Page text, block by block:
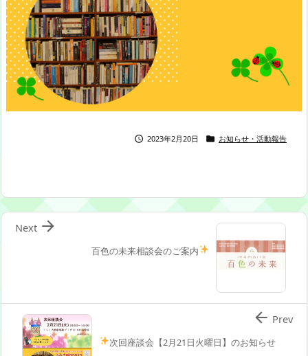
 2023年2月20日  お知らせ・活動報告
百色の未来相談会のご案内

Next
次回座談会【2月21日火曜日】のお知らせ
 Prev